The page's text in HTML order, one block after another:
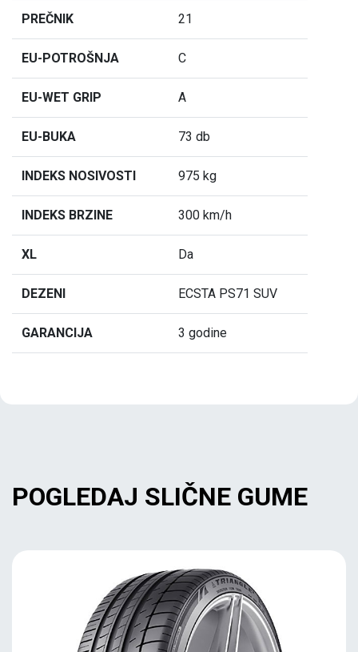
PREČNIK 21
EU-POTROŠNJA C
EU-WET GRIP A
EU-BUKA 73 db
INDEKS NOSIVOSTI 975 kg
INDEKS BRZINE 300 km/h
XL Da
DEZENI ECSTA PS71 SUV
GARANCIJA 3 godine
POGLEDAJ SLIČNE GUME